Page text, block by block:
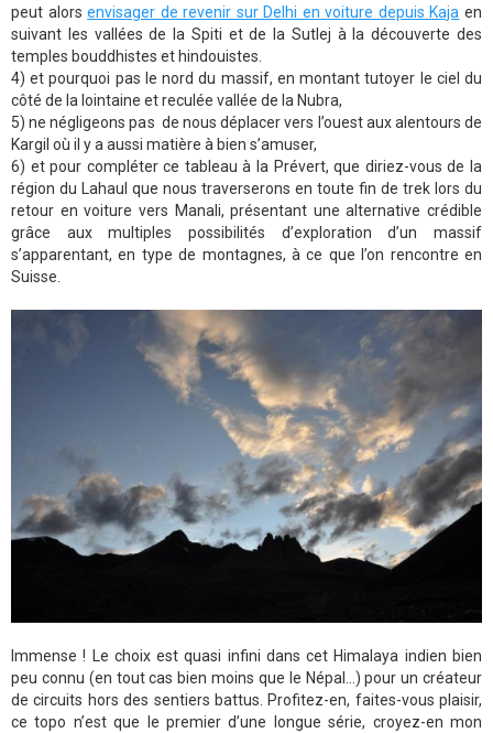
peut alorsenvisager de revenir sur Delhi en voiture depuis Kaja en
suivant les vallées de la Spiti et de la Sutlej à la découverte des
temples bouddhistes et hindouistes.
4) et pourquoi pas le nord du massif, en montant tutoyer le ciel du
côté de la lointaine et reculée vallée de la Nubra,
5) ne négligeons pas de nous déplacer vers l’ouest aux alentours de
Kargil où il y a aussi matière à bien s’amuser,
6) et pour compléter ce tableau à la Prévert, que diriez-vous de la
région du Lahaul que nous traverserons en toute fin de trek lors du
retour en voiture vers Manali, présentant une alternative crédible
grâce aux multiples possibilités d’exploration d’un massif
s’apparentant, en type de montagnes, à ce que l’on rencontre en
Suisse.
Immense ! Le choix est quasi infini dans cet Himalaya indien bien
peu connu (en tout cas bien moins que le Népal…) pour un créateur
de circuits hors des sentiers battus. Profitez-en, faites-vous plaisir,
ce topo n’est que le premier d’une longue série, croyez-en mon